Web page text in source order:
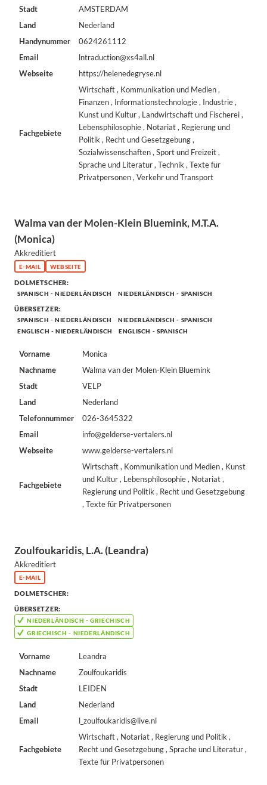
Stadt
AMSTERDAM
Land
Nederland
Handynummer
0624261112
Email
lntraduction@xs4all.nl
Webseite
https://helenedegryse.nl
Fachgebiete
Wirtschaft , Kommunikation und Medien ,
Finanzen , Informationstechnologie , Industrie ,
Kunst und Kultur , Landwirtschaft und Fischerei ,
Lebensphilosophie , Notariat , Regierung und
Politik , Recht und Gesetzgebung ,
Sozialwissenschaften , Sport und Freizeit ,
Sprache und Literatur , Technik , Texte für
Privatpersonen , Verkehr und Transport
Walma van der Molen-Klein Bluemink, M.T.A.
(Monica)
Akkreditiert
E-MAIL WEBSEITE
DOLMETSCHER:
SPANISCH - NIEDERLÄNDISCH NIEDERLÄNDISCH - SPANISCH
ÜBERSETZER:
SPANISCH - NIEDERLÄNDISCH
NIEDERLÄNDISCH - SPANISCH
ENGLISCH - NIEDERLÄNDISCH
ENGLISCH - SPANISCH
Vorname
Monica
Nachname
Walma van der Molen-Klein Bluemink
Stadt
VELP
Land
Nederland
Telefonnummer
026-3645322
Email
info@gelderse-vertalers.nl
Webseite
www.gelderse-vertalers.nl
Fachgebiete
Wirtschaft , Kommunikation und Medien , Kunst
und Kultur , Lebensphilosophie , Notariat ,
Regierung und Politik , Recht und Gesetzgebung
, Texte für Privatpersonen
Zoulfoukaridis, L.A. (Leandra)
Akkreditiert
E-MAIL
DOLMETSCHER:
ÜBERSETZER:
NIEDERLÄNDISCH - GRIECHISCH
GRIECHISCH - NIEDERLÄNDISCH
Vorname
Leandra
Nachname
Zoulfoukaridis
Stadt
LEIDEN
Land
Nederland
Email
l_zoulfoukaridis@live.nl
Fachgebiete
Wirtschaft , Notariat , Regierung und Politik ,
Recht und Gesetzgebung , Sprache und Literatur ,
Texte für Privatpersonen